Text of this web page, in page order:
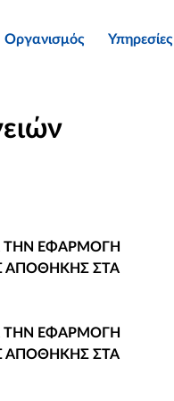
Οργανισμός Υπηρεσίες
ΤΗΝ ΕΦΑΡΜΟΓΗ
ΑΠΟΘΗΚΗΣ ΣΤΑ
ΤΗΝ ΕΦΑΡΜΟΓΗ
ΑΠΟΘΗΚΗΣ ΣΤΑ